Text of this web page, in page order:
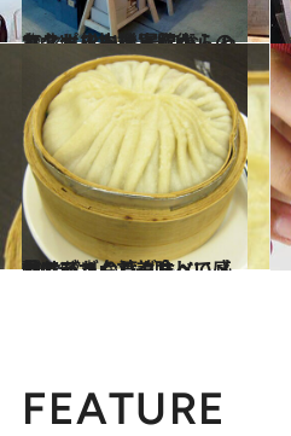
2014.10.14
台北・松山機場駅からのアクセス抜群 最旬おしゃれスポット・富錦街
旅＆お出かけ
2014.7.8
見てびっくり、食べて感動!! デカくて美味しいメガサイズ台湾グルメ
旅＆お出かけ
FEATURE